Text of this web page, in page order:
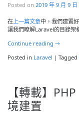
Posted on 2019 年 9 月 9 日
在上一篇文章中，我們建置
讓我們瞭解Laravel的目錄架
Continue reading →
Posted in Laravel | Tagged
【轉載】
境建置